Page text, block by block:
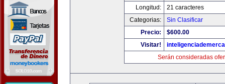
Longitud:
21 caracteres
Categorias:
Sin Clasificar
Precio:
$600.00
Visitar!
Serán consideradas